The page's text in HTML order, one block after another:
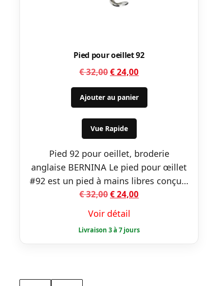
Pied pour oeillet 92
€32,00Le
prix
initial
était :
€ 32,00.
€24,00
prix
actuel
est :
Ajouter au panier
Vue Rapide
Pied 92 pour oeillet, broderie
anglaise BERNINA Le pied pour œillet
#92 est un pied à mains libres conçu…
€32,00Le
initial
était :
€ 32,00.
€24,00
est :
€ 24,00.
Voir détail